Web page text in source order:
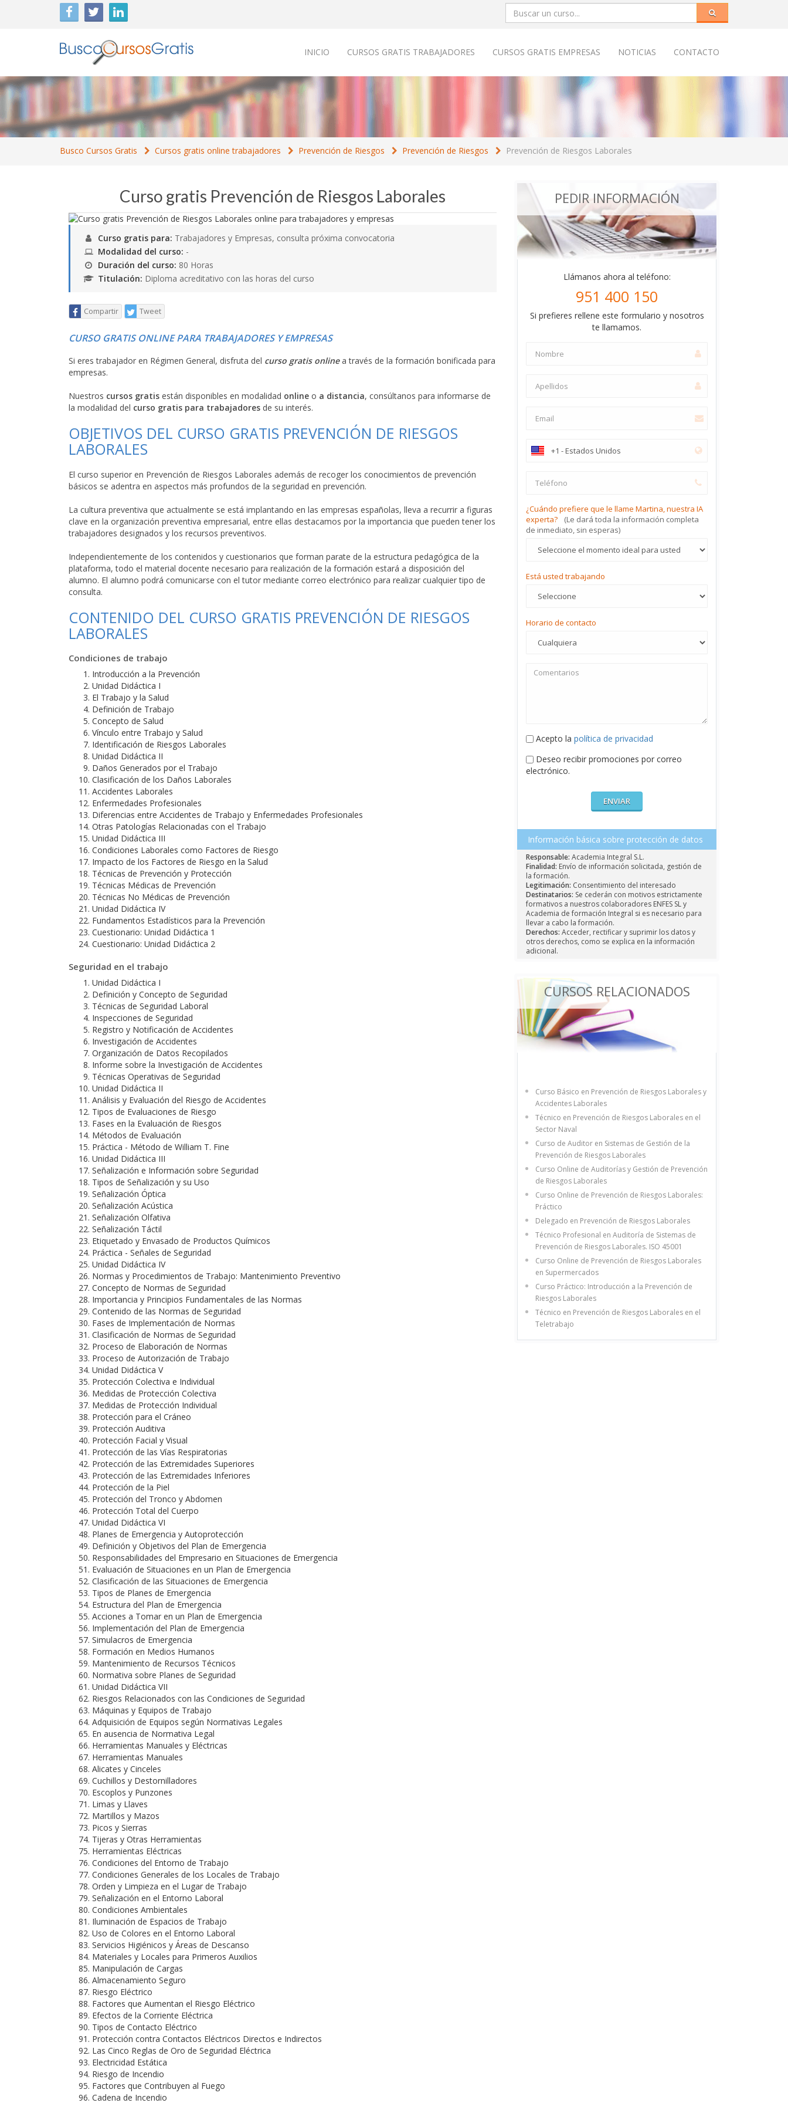
INICIO CURSOS GRATIS TRABAJADORES CURSOS GRATIS EMPRESAS NOTICIAS CONTACTO
Busco Cursos Gratis Cursos gratis online trabajadores Prevención de Riesgos Prevención de Riesgos Prevención de Riesgos Laborales
Curso gratis Prevención de Riesgos Laborales
Curso gratis para: Trabajadores y Empresas, consulta próxima convocatoria
Modalidad del curso: -
Duración del curso: 80 Horas
Titulación: Diploma acreditativo con las horas del curso
Compartir Tweet
CURSO GRATIS ONLINE PARA TRABAJADORES Y EMPRESAS
Si eres trabajador en Régimen General, disfruta del curso gratis onlinea través de la formación bonificada para
empresas.
Nuestros cursos gratis están disponibles en modalidad online o a distancia, consúltanos para informarse de
la modalidad del curso gratis para trabajadores de su interés.
OBJETIVOS DEL CURSO GRATIS PREVENCIÓN DE RIESGOS
LABORALES
El curso superior en Prevención de Riesgos Laborales además de recoger los conocimientos de prevención
básicos se adentra en aspectos más profundos de la seguridad en prevención.
La cultura preventiva que actualmente se está implantando en las empresas españolas, lleva a recurrir a figuras
clave en la organización preventiva empresarial, entre ellas destacamos por la importancia que pueden tener los
trabajadores designados y los recursos preventivos.
Independientemente de los contenidos y cuestionarios que forman parate de la estructura pedagógica de la
plataforma, todo el material docente necesario para realización de la formación estará a disposición del
alumno. El alumno podrá comunicarse con el tutor mediante correo electrónico para realizar cualquier tipo de
consulta.
CONTENIDO DEL CURSO GRATIS PREVENCIÓN DE RIESGOS
LABORALES
Condiciones de trabajo
Introducción a la Prevención
Unidad Didáctica I
El Trabajo y la Salud
Definición de Trabajo
Concepto de Salud
Vínculo entre Trabajo y Salud
Identificación de Riesgos Laborales
Unidad Didáctica II
Daños Generados por el Trabajo
Clasificación de los Daños Laborales
Accidentes Laborales
Enfermedades Profesionales
Diferencias entre Accidentes de Trabajo y Enfermedades Profesionales
Otras Patologías Relacionadas con el Trabajo
Unidad Didáctica III
Condiciones Laborales como Factores de Riesgo
Impacto de los Factores de Riesgo en la Salud
Técnicas de Prevención y Protección
Técnicas Médicas de Prevención
Técnicas No Médicas de Prevención
Unidad Didáctica IV
Fundamentos Estadísticos para la Prevención
Cuestionario: Unidad Didáctica 1
Cuestionario: Unidad Didáctica 2
Seguridad en el trabajo
Unidad Didáctica I
Definición y Concepto de Seguridad
Técnicas de Seguridad Laboral
Inspecciones de Seguridad
Registro y Notificación de Accidentes
Investigación de Accidentes
Organización de Datos Recopilados
Informe sobre la Investigación de Accidentes
Técnicas Operativas de Seguridad
Unidad Didáctica II
Análisis y Evaluación del Riesgo de Accidentes
Tipos de Evaluaciones de Riesgo
Fases en la Evaluación de Riesgos
Métodos de Evaluación
Práctica - Método de William T. Fine
Unidad Didáctica III
Señalización e Información sobre Seguridad
Tipos de Señalización y su Uso
Señalización Óptica
Señalización Acústica
Señalización Olfativa
Señalización Táctil
Etiquetado y Envasado de Productos Químicos
Práctica - Señales de Seguridad
Unidad Didáctica IV
Normas y Procedimientos de Trabajo: Mantenimiento Preventivo
Concepto de Normas de Seguridad
Importancia y Principios Fundamentales de las Normas
Contenido de las Normas de Seguridad
Fases de Implementación de Normas
Clasificación de Normas de Seguridad
Proceso de Elaboración de Normas
Proceso de Autorización de Trabajo
Unidad Didáctica V
Protección Colectiva e Individual
Medidas de Protección Colectiva
Medidas de Protección Individual
Protección para el Cráneo
Protección Auditiva
Protección Facial y Visual
Protección de las Vías Respiratorias
Protección de las Extremidades Superiores
Protección de las Extremidades Inferiores
Protección de la Piel
Protección del Tronco y Abdomen
Protección Total del Cuerpo
Unidad Didáctica VI
Planes de Emergencia y Autoprotección
Definición y Objetivos del Plan de Emergencia
Responsabilidades del Empresario en Situaciones de Emergencia
Evaluación de Situaciones en un Plan de Emergencia
Clasificación de las Situaciones de Emergencia
Tipos de Planes de Emergencia
Estructura del Plan de Emergencia
Acciones a Tomar en un Plan de Emergencia
Implementación del Plan de Emergencia
Simulacros de Emergencia
Formación en Medios Humanos
Mantenimiento de Recursos Técnicos
Normativa sobre Planes de Seguridad
Unidad Didáctica VII
Riesgos Relacionados con las Condiciones de Seguridad
Máquinas y Equipos de Trabajo
Adquisición de Equipos según Normativas Legales
En ausencia de Normativa Legal
Herramientas Manuales y Eléctricas
Herramientas Manuales
Alicates y Cinceles
Cuchillos y Destornilladores
Escoplos y Punzones
Limas y Llaves
Martillos y Mazos
Picos y Sierras
Tijeras y Otras Herramientas
Herramientas Eléctricas
Condiciones del Entorno de Trabajo
Condiciones Generales de los Locales de Trabajo
Orden y Limpieza en el Lugar de Trabajo
Señalización en el Entorno Laboral
Condiciones Ambientales
Iluminación de Espacios de Trabajo
Uso de Colores en el Entorno Laboral
Servicios Higiénicos y Áreas de Descanso
Materiales y Locales para Primeros Auxilios
Manipulación de Cargas
Almacenamiento Seguro
Riesgo Eléctrico
Factores que Aumentan el Riesgo Eléctrico
Efectos de la Corriente Eléctrica
Tipos de Contacto Eléctrico
Protección contra Contactos Eléctricos Directos e Indirectos
Las Cinco Reglas de Oro de Seguridad Eléctrica
Electricidad Estática
Riesgo de Incendio
Factores que Contribuyen al Fuego
Cadena de Incendio
PEDIR INFORMACIÓN
Llámanos ahora al teléfono:
951 400 150
Si prefieres rellene este formulario y nosotros
te llamamos.
¿Cuándo prefiere que le llame Martina, nuestra IA
experta?
(Le dará toda la información completa
de inmediato, sin esperas)
Está usted trabajando
Horario de contacto
Acepto la política de privacidad
Deseo recibir promociones por correo
electrónico.
Información básica sobre protección de datos
Responsable: Academia Integral S.L.
Finalidad: Envío de información solicitada, gestión de
la formación.
Legitimación: Consentimiento del interesado
Destinatarios: Se cederán con motivos estrictamente
formativos a nuestros colaboradores ENFES SL y
Academia de formación Integral si es necesario para
llevar a cabo la formación.
Derechos: Acceder, rectificar y suprimir los datos y
otros derechos, como se explica en la información
adicional.
CURSOS RELACIONADOS
Curso Básico en Prevención de Riesgos Laborales y
Accidentes Laborales
Técnico en Prevención de Riesgos Laborales en el
Sector Naval
Curso de Auditor en Sistemas de Gestión de la
Prevención de Riesgos Laborales
Curso Online de Auditorías y Gestión de Prevención
de Riesgos Laborales
Curso Online de Prevención de Riesgos Laborales:
Práctico
Delegado en Prevención de Riesgos Laborales
Técnico Profesional en Auditoría de Sistemas de
Prevención de Riesgos Laborales. ISO 45001
Curso Online de Prevención de Riesgos Laborales
en Supermercados
Curso Práctico: Introducción a la Prevención de
Riesgos Laborales
Técnico en Prevención de Riesgos Laborales en el
Teletrabajo